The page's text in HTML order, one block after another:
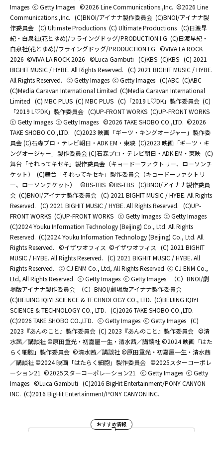
Images ⓒ Getty Images ©2026 Line Communications.,Inc. ©2026 Line
Communications.,Inc. (C)BNOI/アイナナ製作委員会 (C)BNOI/アイナナ製
作委員会 (C) Ultimate Productions (C) Ultimate Productions (C)日渡早
紀・白泉社(花とゆめ)/フライングドッグ/PRODUCTION I.G (C)日渡早紀・
白泉社(花とゆめ)/フライングドッグ/PRODUCTION I.G ©️VIVA LA ROCK
2026 ©️VIVA LA ROCK 2026 ©Luca Gambuti (C)KBS (C)KBS (C) 2021
BIGHIT MUSIC / HYBE. All Rights Reserved. (C) 2021 BIGHIT MUSIC / HYBE.
All Rights Reserved. ⓒ Getty Images ⓒ Getty Images (C)ABC (C)ABC
(C)Media Caravan International Limited (C)Media Caravan International
Limited (C) MBC PLUS (C) MBC PLUS (C)「2019 L♡DK」製作委員会 (C)
「2019 L♡DK」製作委員会 (C)UP-FRONT WORKS (C)UP-FRONT WORKS
ⓒ Getty Images ⓒ Getty Images ©2026 TAKE SHOBO CO.,LTD. ©2026
TAKE SHOBO CO.,LTD. (C)2023 映画「ギーツ・キングオージャー」製作委
員会 (C)石森プロ・テレビ朝日・ADK EM・東映 (C)2023 映画「ギーツ・キ
ングオージャー」製作委員会 (C)石森プロ・テレビ朝日・ADK EM・東映 (C)
舞台「それってキセキ」製作委員会（キョードーファクトリー、ローソンチ
ケット）
(C)舞台「それってキセキ」製作委員会（キョードーファクトリ
ー、ローソンチケット）
©BS-TBS ©BS-TBS (C)BNOI/アイナナ製作委員
会 (C)BNOI/アイナナ製作委員会 (C) 2021 BIGHIT MUSIC / HYBE. All Rights
Reserved. (C) 2021 BIGHIT MUSIC / HYBE. All Rights Reserved. (C)UP-
FRONT WORKS (C)UP-FRONT WORKS ⓒ Getty Images ⓒ Getty Images
(C)2024 Youku Information Technology (Beijing) Co., Ltd. All Rights
Reserved. (C)2024 Youku Information Technology (Beijing) Co., Ltd. All
Rights Reserved. ©イザワオフィス ©イザワオフィス
(C) 2021 BIGHIT
MUSIC / HYBE. All Rights Reserved. (C) 2021 BIGHIT MUSIC / HYBE. All
Rights Reserved. ⓒ CJ ENM Co., Ltd, All Rights Reserved ⓒ CJ ENM Co.,
Ltd, All Rights Reserved ⓒ Getty Images ⓒ Getty Images
（C）BNOI/劇
場版アイナナ製作委員会
（C）BNOI/劇場版アイナナ製作委員会
(C)BEIJING IQIYI SCIENCE & TECHNOLOGY CO., LTD. (C)BEIJING IQIYI
SCIENCE & TECHNOLOGY CO., LTD. (C)2026 TAKE SHOBO CO.,LTD.
(C)2026 TAKE SHOBO CO.,LTD. ⓒ Getty Images ⓒ Getty Images (C)
2023『あんのこと』製作委員会 (C) 2023『あんのこと』製作委員会 ©清
水茜／講談社 ©原田重光・初嘉屋一生・清水茜／講談社 ©2024 映画「はた
らく細胞」製作委員会 ©清水茜／講談社 ©原田重光・初嘉屋一生・清水茜
／講談社 ©2024 映画「はたらく細胞」製作委員会 ©2025スターコーポレ
ーション21 ©2025スターコーポレーション21 ⓒ Getty Images ⓒ Getty
Images ©Luca Gambuti (C)2016 BigHit Entertainment/PONY CANYON
INC. (C)2016 BigHit Entertainment/PONY CANYON INC.
おすすめ情報